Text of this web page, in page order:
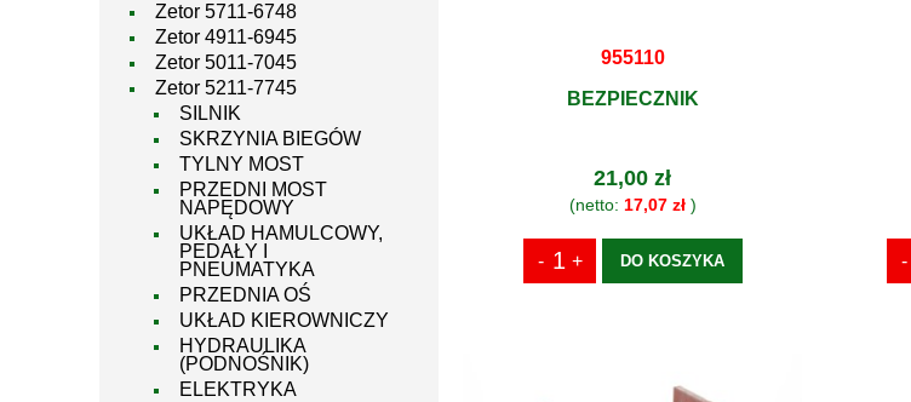
Zetor 5711-6748
Zetor 4911-6945
Zetor 5011-7045
Zetor 5211-7745
SILNIK
SKRZYNIA BIEGÓW
TYLNY MOST
PRZEDNI MOST
NAPĘDOWY
UKŁAD HAMULCOWY,
PEDAŁY I
PNEUMATYKA
PRZEDNIA OŚ
UKŁAD KIEROWNICZY
HYDRAULIKA
(PODNOŚNIK)
ELEKTRYKA
955110
BEZPIECZNIK
21,00 zł
(netto: 17,07 zł)
DO KOSZYKA